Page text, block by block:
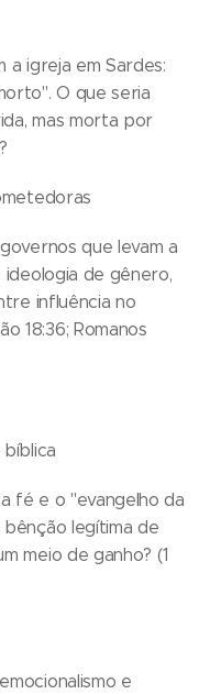
igreja em Sardes:
O que seria
mas morta por
que levam a
de gênero,
influência no
18:36; Romanos
fé e o "evangelho da
legítima de
meio de ganho? (1
e